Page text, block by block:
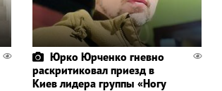
Юрко Юрченко гневно
раскритиковал приезд в
Киев лидера группы «Ногу